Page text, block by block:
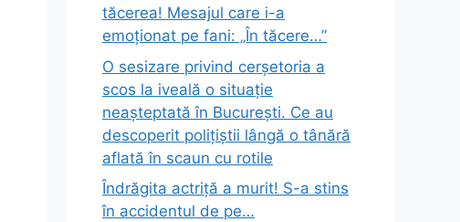
tăcerea! Mesajul care i-a
emoționat pe fani: „În tăcere…”
O sesizare privind cerșetoria a
scos la iveală o situație
neașteptată în București. Ce au
descoperit polițiștii lângă o tânără
aflată în scaun cu rotile
Îndrăgita actriță a murit! S-a stins
în accidentul de pe…